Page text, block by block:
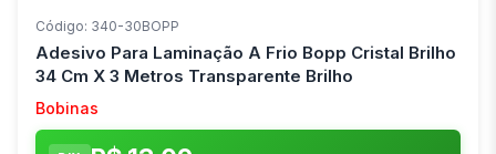
Código: 340-30BOPP
Adesivo Para Laminação A Frio Bopp Cristal Brilho
34 Cm X 3 Metros Transparente Brilho
Bobinas